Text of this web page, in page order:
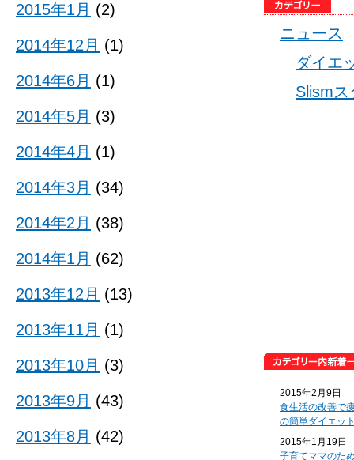
ニュース
ダイエ
Slism
2015年2月9日
食生活の改善で
の簡単ダイエッ
2015年1月19日
子育てママのた
2015年1月 (2)
2014年12月 (1)
2014年6月 (1)
2014年5月 (3)
2014年4月 (1)
2014年3月 (34)
2014年2月 (38)
2014年1月 (62)
2013年12月 (13)
2013年11月 (1)
2013年10月 (3)
2013年9月 (43)
2013年8月 (42)